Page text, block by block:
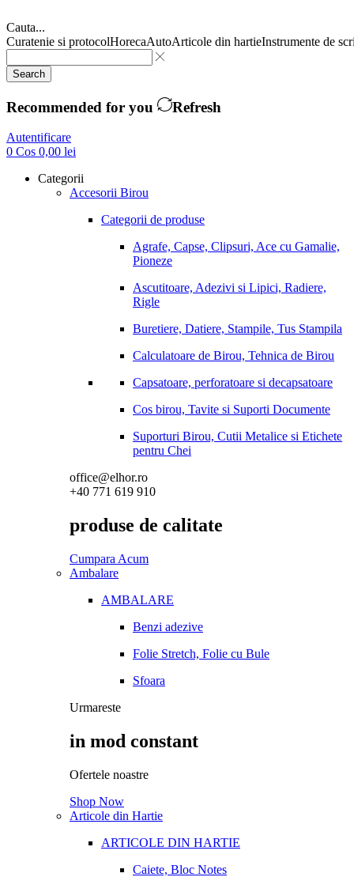
Cauta...
Curatenie si protocolHorecaAutoArticole din hartieInstrumente de
Search
Recommended for you Refresh
Autentificare
0 Cos 0,00 lei
Categorii
Accesorii Birou
Categorii de produse
Agrafe, Capse, Clipsuri, Ace cu Gamalie,
Pioneze
Ascutitoare, Adezivi si Lipici, Radiere,
Rigle
Buretiere, Datiere, Stampile, Tus Stampila
Calculatoare de Birou, Tehnica de Birou
Capsatoare, perforatoare si decapsatoare
Cos birou, Tavite si Suporti Documente
Suporturi Birou, Cutii Metalice si Etichete
pentru Chei
office@elhor.ro
+40 771 619 910
produse de calitate
Cumpara Acum
Ambalare
AMBALARE
Benzi adezive
Folie Stretch, Folie cu Bule
Sfoara
Urmareste
in mod constant
Ofertele noastre
Shop Now
Articole din Hartie
ARTICOLE DIN HARTIE
Caiete, Bloc Notes